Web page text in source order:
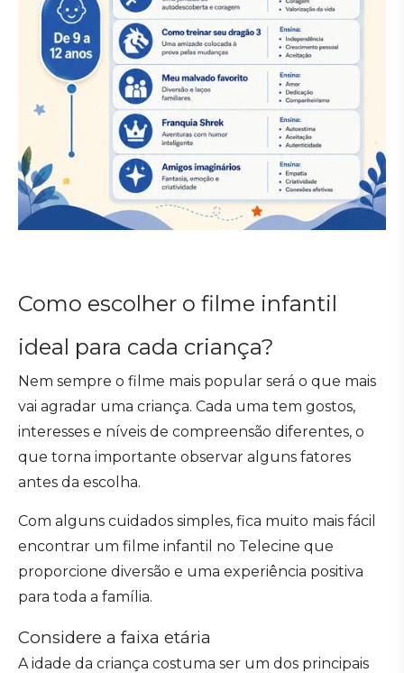
Como escolher o filme infantil
ideal para cada criança?
Nem sempre o filme mais popular será o que mais
vai agradar uma criança. Cada uma tem gostos,
interesses e níveis de compreensão diferentes, o
que torna importante observar alguns fatores
antes da escolha.
Com alguns cuidados simples, fica muito mais fácil
encontrar um filme infantil no Telecine que
proporcione diversão e uma experiência positiva
para toda a família.
Considere a faixa etária
A idade da criança costuma ser um dos principais